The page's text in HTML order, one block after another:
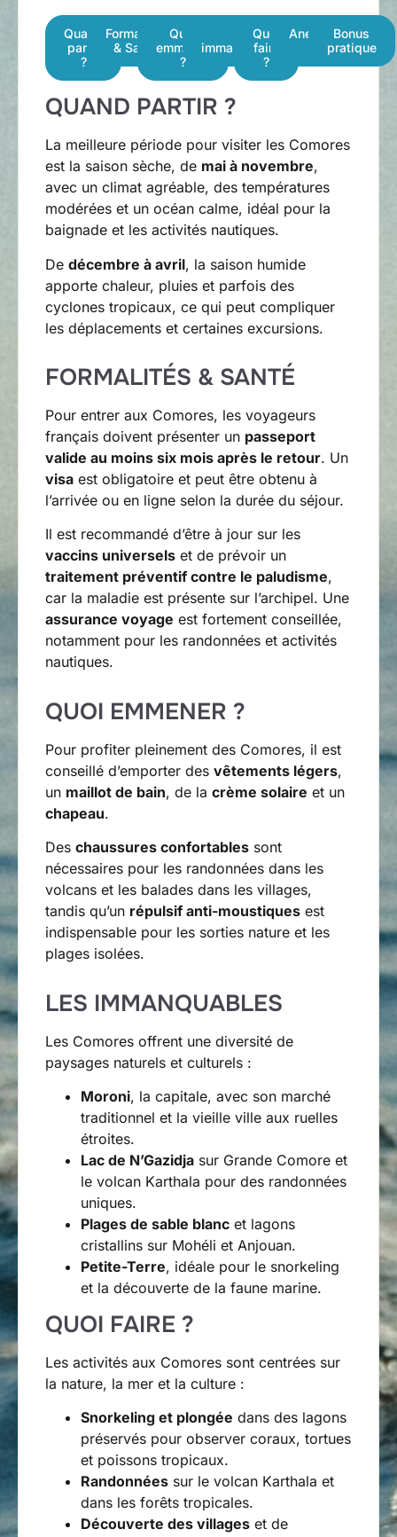
Quand
partir
?
Formalités
& Santé
Quoi
emmener
?
Les
immanquables
Quoi
faire
?
AnecdoteBonus
pratique
QUAND PARTIR ?
La meilleure période pour visiter les Comores
est la saison sèche, de mai à novembre,
avec un climat agréable, des températures
modérées et un océan calme, idéal pour la
baignade et les activités nautiques.
De décembre à avril, la saison humide
apporte chaleur, pluies et parfois des
cyclones tropicaux, ce qui peut compliquer
les déplacements et certaines excursions.
FORMALITÉS & SANTÉ
Pour entrer aux Comores, les voyageurs
français doivent présenter un passeport
valide au moins six mois après le retour. Un
visa est obligatoire et peut être obtenu à
l’arrivée ou en ligne selon la durée du séjour.
Il est recommandé d’être à jour sur les
vaccins universels et de prévoir un
traitement préventif contre le paludisme,
car la maladie est présente sur l’archipel. Une
assurance voyage est fortement conseillée,
notamment pour les randonnées et activités
nautiques.
QUOI EMMENER ?
Pour profiter pleinement des Comores, il est
conseillé d’emporter des vêtements légers,
un maillot de bain, de la crème solaire et un
chapeau.
Des chaussures confortables sont
nécessaires pour les randonnées dans les
volcans et les balades dans les villages,
tandis qu’un répulsif anti-moustiques est
indispensable pour les sorties nature et les
plages isolées.
LES IMMANQUABLES
Les Comores offrent une diversité de
paysages naturels et culturels :
Moroni, la capitale, avec son marché
traditionnel et la vieille ville aux ruelles
étroites.
Lac de N’Gazidja sur Grande Comore et
le volcan Karthala pour des randonnées
uniques.
Plages de sable blanc et lagons
cristallins sur Mohéli et Anjouan.
Petite-Terre, idéale pour le snorkeling
et la découverte de la faune marine.
QUOI FAIRE ?
Les activités aux Comores sont centrées sur
la nature, la mer et la culture :
Snorkeling et plongée dans des lagons
préservés pour observer coraux, tortues
et poissons tropicaux.
Randonnées sur le volcan Karthala et
dans les forêts tropicales.
Découverte des villages et de